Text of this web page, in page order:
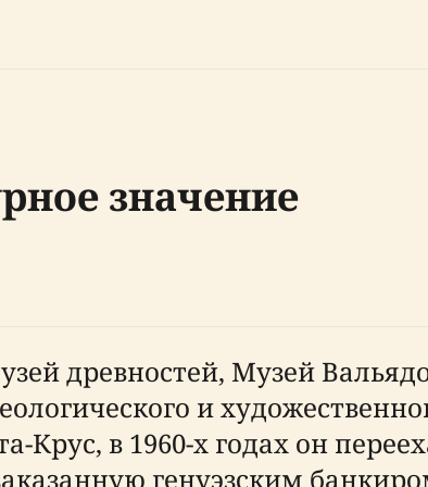
значение
древностей, Музей
и
Крус, в 1960-х годах он
генуэзским